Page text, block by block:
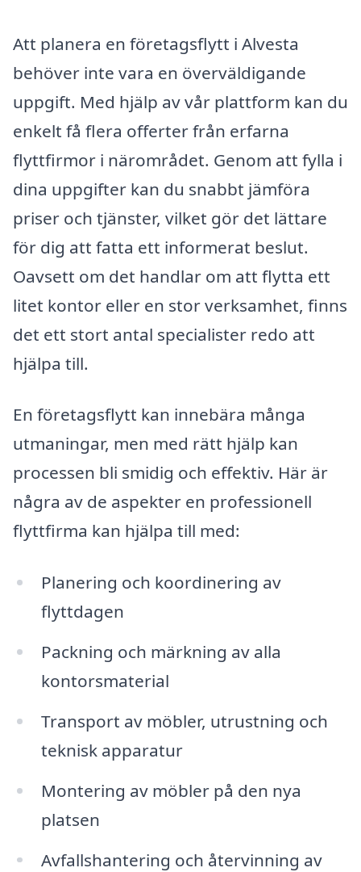
Att planera en företagsflytt i Alvesta
behöver inte vara en överväldigande
uppgift. Med hjälp av vår plattform kan du
enkelt få flera offerter från erfarna
flyttfirmor i närområdet. Genom att fylla i
dina uppgifter kan du snabbt jämföra
priser och tjänster, vilket gör det lättare
för dig att fatta ett informerat beslut.
Oavsett om det handlar om att flytta ett
litet kontor eller en stor verksamhet, finns
det ett stort antal specialister redo att
hjälpa till.
En företagsflytt kan innebära många
utmaningar, men med rätt hjälp kan
processen bli smidig och effektiv. Här är
några av de aspekter en professionell
flyttfirma kan hjälpa till med:
Planering och koordinering av
flyttdagen
Packning och märkning av alla
kontorsmaterial
Transport av möbler, utrustning och
teknisk apparatur
Montering av möbler på den nya
platsen
Avfallshantering och återvinning av